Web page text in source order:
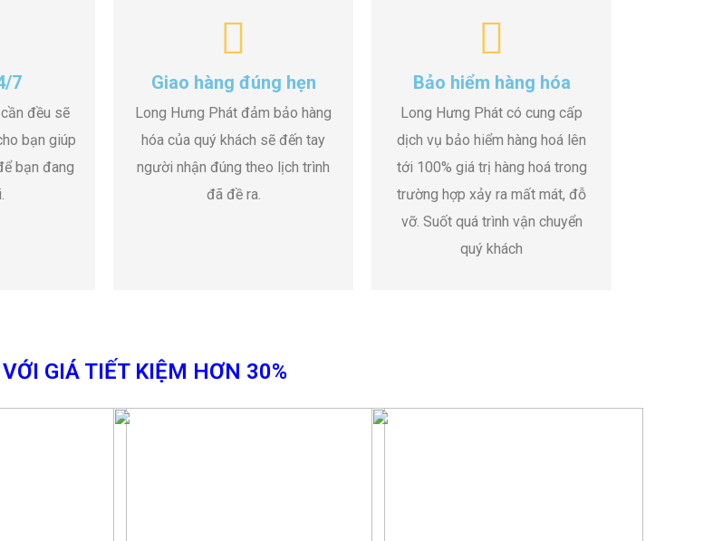
7
đều sẽ
bạn giúp
bạn đang
Giao hàng đúng hẹn
Long Hưng Phát đảm bảo hàng
hóa của quý khách sẽ đến tay
người nhận đúng theo lịch trình
đã đề ra.
Bảo hiểm hàng hóa
Long Hưng Phát có cung cấp
dịch vụ bảo hiểm hàng hoá lên
tới 100% giá trị hàng hoá trong
trường hợp xảy ra mất mát, đỗ
vỡ. Suốt quá trình vận chuyển
quý khách
GIÁ TIẾT KIỆM HƠN 30%